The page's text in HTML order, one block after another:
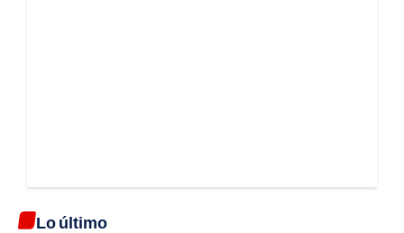
Lo último